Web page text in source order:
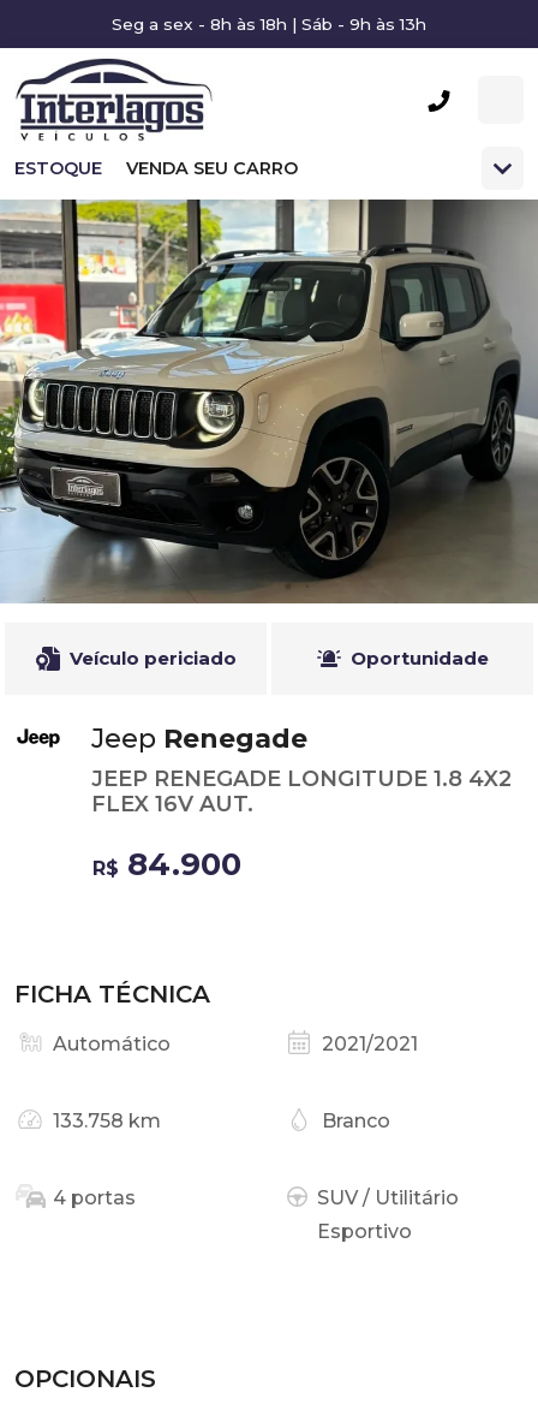
Seg a sex - 8h às 18h | Sáb - 9h às 13h
ESTOQUE VENDA SEU CARRO
Veículo periciado Oportunidade
Jeep Renegade
JEEP RENEGADE LONGITUDE 1.8 4X2
FLEX 16V AUT.
R$ 84.900
FICHA TÉCNICA
Automático 2021/2021
133.758 km Branco
4 portas
SUV / Utilitário
Esportivo
OPCIONAIS